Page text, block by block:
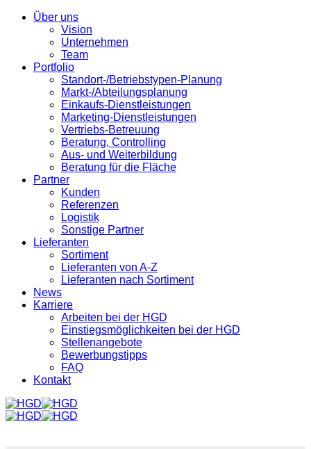
Über uns
Vision
Unternehmen
Team
Portfolio
Standort-/Betriebstypen-Planung
Markt-/Abteilungsplanung
Einkaufs-Dienstleistungen
Marketing-Dienstleistungen
Vertriebs-Betreuung
Beratung, Controlling
Aus- und Weiterbildung
Beratung für die Fläche
Partner
Kunden
Referenzen
Logistik
Sonstige Partner
Lieferanten
Sortiment
Lieferanten von A-Z
Lieferanten nach Sortiment
News
Karriere
Arbeiten bei der HGD
Einstiegsmöglichkeiten bei der HGD
Stellenangebote
Bewerbungstipps
FAQ
Kontakt